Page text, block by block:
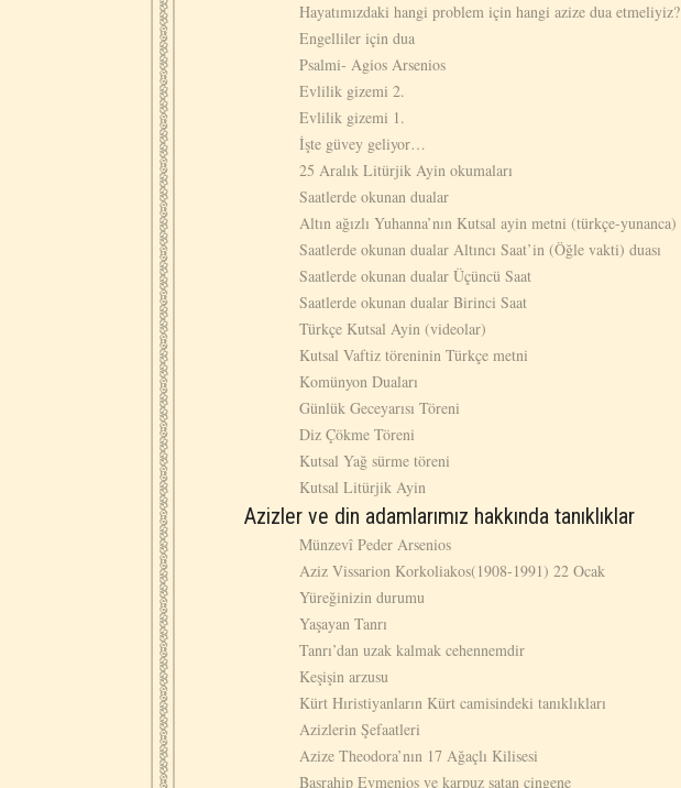
Hayatımızdaki hangi problem için hangi azize dua etmeliyiz?
Engelliler için dua
Psalmi- Agios Arsenios
Evlilik gizemi 2.
Evlilik gizemi 1.
İşte güvey geliyor…
25 Aralık Litürjik Ayin okumaları
Saatlerde okunan dualar
Altın ağızlı Yuhanna’nın Kutsal ayin metni (türkçe-yunanca)
Saatlerde okunan dualar Altıncı Saat’in (Öğle vakti) duası
Saatlerde okunan dualar Üçüncü Saat
Saatlerde okunan dualar Birinci Saat
Türkçe Kutsal Ayin (videolar)
Kutsal Vaftiz töreninin Türkçe metni
Komünyon Duaları
Günlük Geceyarısı Töreni
Diz Çökme Töreni
Kutsal Yağ sürme töreni
Kutsal Litürjik Ayin
Azizler ve din adamlarımız hakkında tanıklıklar
Münzevî Peder Arsenios
Aziz Vissarion Korkoliakos(1908-1991) 22 Ocak
Yüreğinizin durumu
Yaşayan Tanrı
Tanrı’dan uzak kalmak cehennemdir
Keşişin arzusu
Kürt Hıristiyanların Kürt camisindeki tanıklıkları
Azizlerin Şefaatleri
Azize Theodora’nın 17 Ağaçlı Kilisesi
Başrahip Evmenios ve karpuz satan çingene